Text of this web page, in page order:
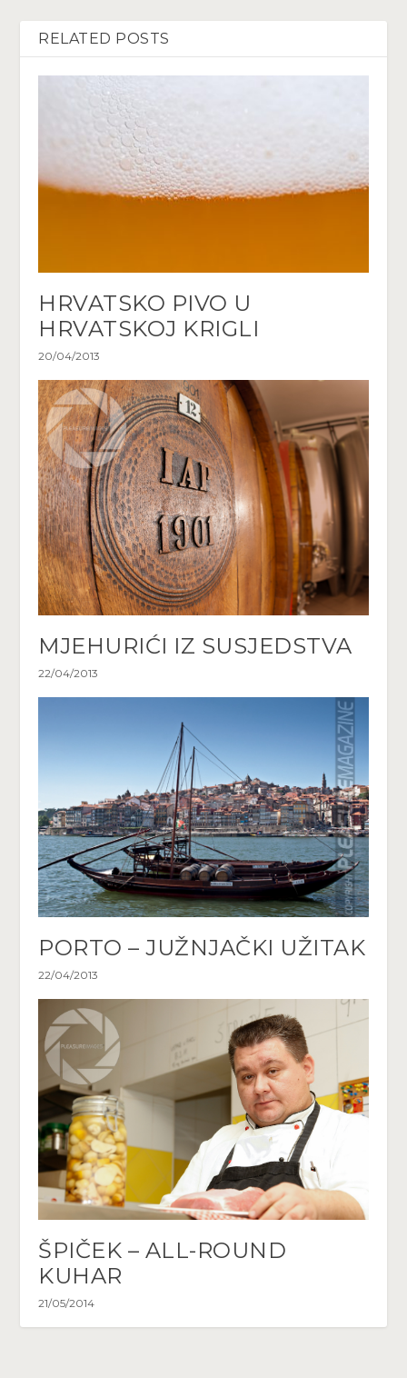
RELATED POSTS
HRVATSKO PIVO U
HRVATSKOJ KRIGLI
20/04/2013
MJEHURIĆI IZ SUSJEDSTVA
22/04/2013
PORTO – JUŽNJAČKI UŽITAK
22/04/2013
ŠPIČEK – ALL-ROUND
KUHAR
21/05/2014